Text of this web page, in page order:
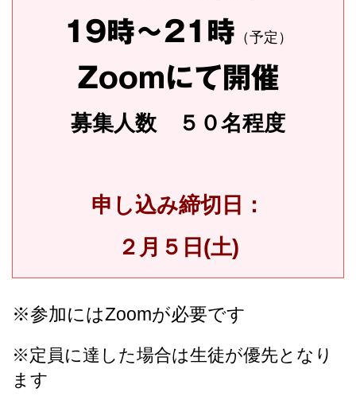
19時～21時 （予定）
Zoomにて開催
募集人数 ５０名程度
申し込み締切日：
２月５日(土)
※参加にはZoomが必要です
※定員に達した場合は生徒が優先となり
ます